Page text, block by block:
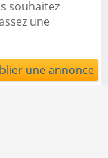
souhaitez
une
une annonce